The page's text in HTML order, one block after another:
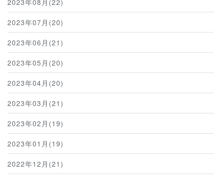
2023年07月(20)
2023年06月(21)
2023年05月(20)
2023年04月(20)
2023年03月(21)
2023年02月(19)
2023年01月(19)
2022年12月(21)